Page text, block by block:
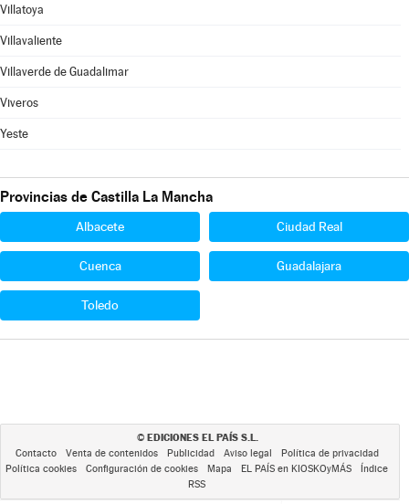
Villatoya
Villavaliente
Villaverde de Guadalimar
Viveros
Yeste
Provincias de Castilla La Mancha
Albacete Ciudad Real
Cuenca Guadalajara
Toledo
© EDICIONES EL PAÍS S.L.
Contacto Venta de contenidos Publicidad Aviso legal
Política de privacidad
Política cookies
Configuración de cookies Mapa EL PAÍS en KIOSKOyMÁS
Índice
RSS